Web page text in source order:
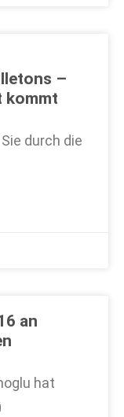
–
kommt
durch die
an
hat